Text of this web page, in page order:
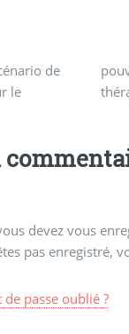
de
le
devez vous
pas enregistré,
de passe oublié ?